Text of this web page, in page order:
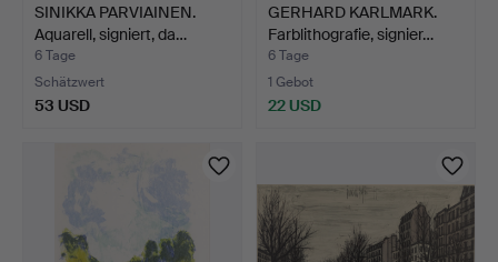
SINIKKA PARVIAINEN.
Aquarell, signiert, da…
6 Tage
Schätzwert
53 USD
GERHARD KARLMARK.
Farblithografie, signier…
6 Tage
1 Gebot
22 USD